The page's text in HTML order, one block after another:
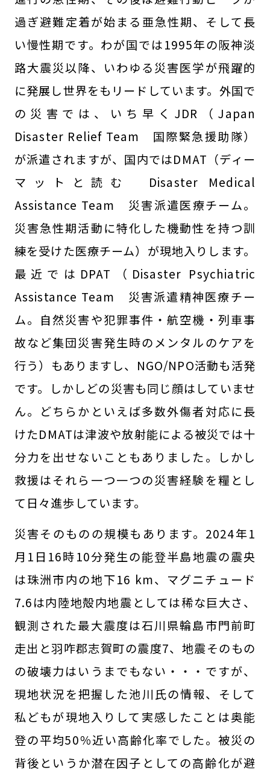
過ぎ避難定着が始まる亜急性期、そして長
い慢性期です。わが国では1995年の阪神淡
路大震災以降、いわゆる災害医学が飛躍的
に発展し世界をもリードしています。外国で
の災害では、いち早くJDR（Japan
Disaster Relief Team 国際緊急援助隊）
が派遣されますが、国内ではDMAT（ディー
マットと読む Disaster Medical
Assistance Team 災害派遣医療チーム。
災害急性期活動に特化した機動性を持つ訓
練を受けた医療チーム）が現地入りします。
最近ではDPAT（Disaster Psychiatric
Assistance Team 災害派遣精神医療チー
ム。自然災害や犯罪事件・航空機・列車事
故など集団災害発生時のメンタルのケアを
行う）もありますし、NGO/NPO活動も活発
です。しかしどの災害も同じ顔はしていませ
ん。どちらかといえば多数外傷者対応に長
けたDMATは津波や放射能による被災では十
分力を出せないこともありました。しかし
救援はそれら一つ一つの災害経験を糧とし
て日々進歩しています。
災害そのものの規模もあります。2024年1
月1日16時10分発生の能登半島地震の震央
は珠洲市内の地下16 km、マグニチュード
7.6は内陸地殻内地震としては稀な巨大さ、
観測された最大震度は石川県輪島市門前町
走出と羽咋郡志賀町の震度7、地震そのもの
の破壊力はいうまでもない・・・ですが、
現地状況を把握した池川氏の情報、そして
私どもが現地入りして実感したことは奥能
登の平均50％近い高齢化率でした。被災の
背後というか潜在因子としての高齢化が避